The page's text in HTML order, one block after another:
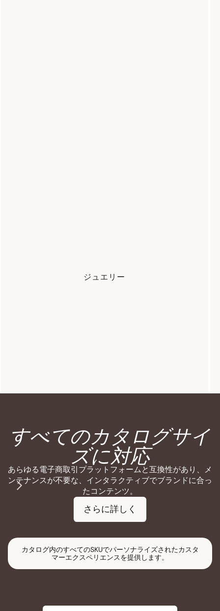
ジュエリー
すべてのカタログサイ
ズに対応
あらゆる電子商取引プラットフォームと互換性があり、メ
ンテナンスが不要な、インタラクティブでブランドに合っ
たコンテンツ。
さらに詳しく
カタログ内のすべてのSKUでパーソナライズされたカスタ
マーエクスペリエンスを提供します。